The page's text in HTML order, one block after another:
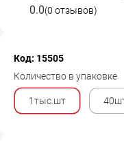
0.0(0 отзывов)
Код: 15505
Количество в упаковке
1тыс.шт